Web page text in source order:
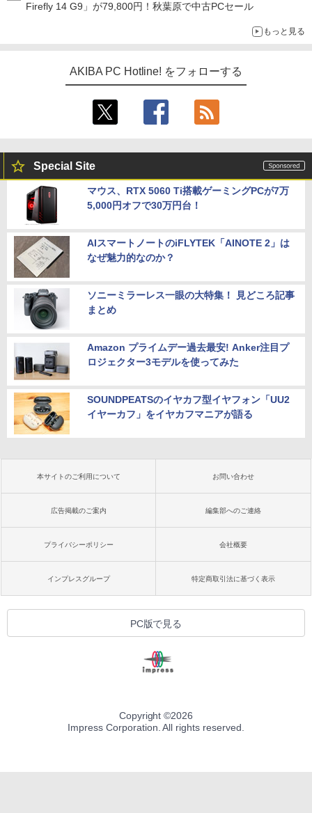
Firefly 14 G9」が79,800円！秋葉原で中古PCセール
もっと見る
AKIBA PC Hotline! をフォローする
Special Site
マウス、RTX 5060 Ti搭載ゲーミングPCが7万
5,000円オフで30万円台！
AIスマートノートのiFLYTEK「AINOTE 2」は
なぜ魅力的なのか？
ソニーミラーレス一眼の大特集！ 見どころ記事
まとめ
Amazon プライムデー過去最安! Anker注目プ
ロジェクター3モデルを使ってみた
SOUNDPEATSのイヤカフ型イヤフォン「UU2
イヤーカフ」をイヤカフマニアが語る
本サイトのご利用について お問い合わせ
広告掲載のご案内 編集部へのご連絡
プライバシーポリシー 会社概要
インプレスグループ 特定商取引法に基づく表示
PC版で見る
Copyright ©2026
Impress Corporation. All rights reserved.